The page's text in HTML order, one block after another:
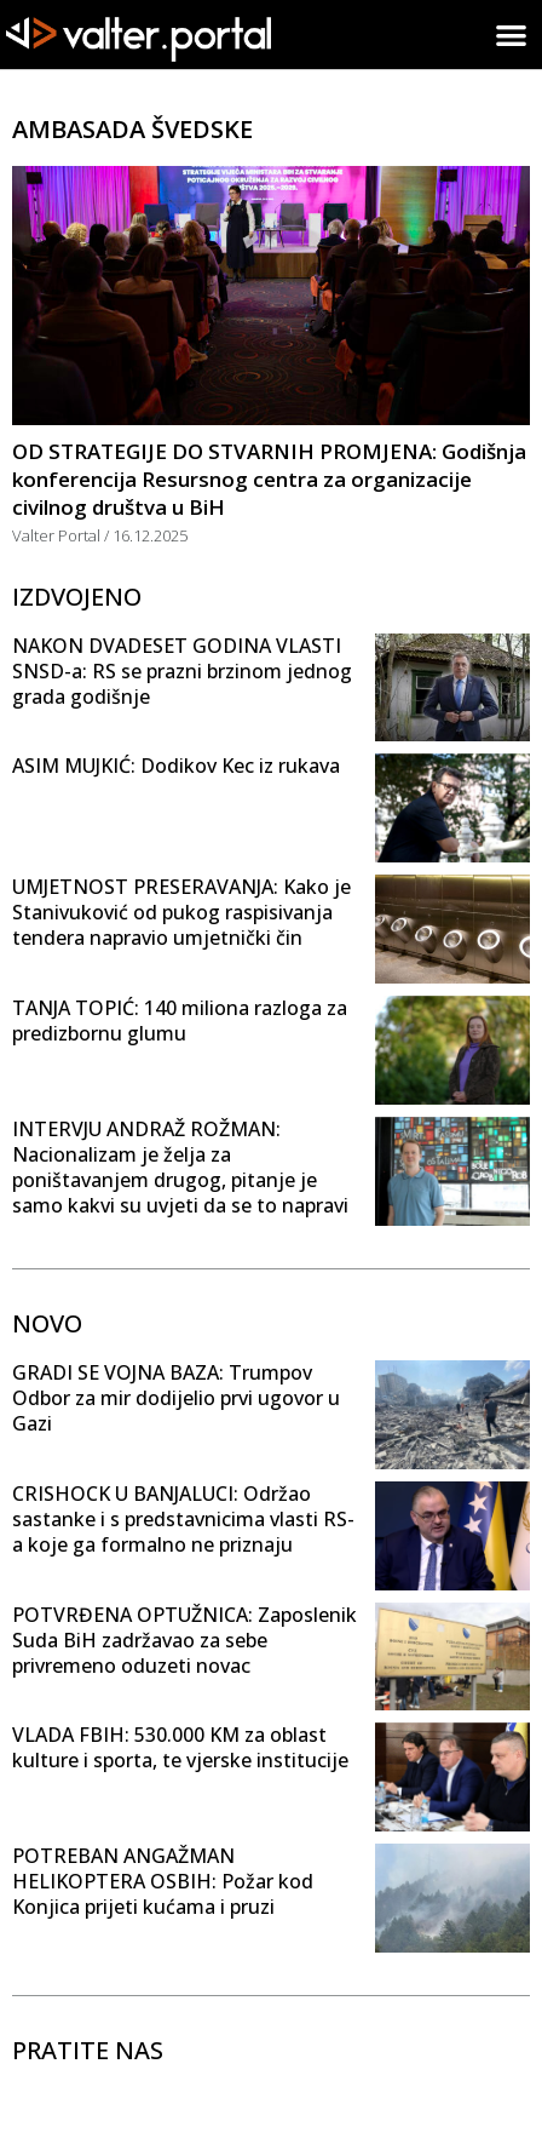
AMBASADA ŠVEDSKE
OD STRATEGIJE DO STVARNIH PROMJENA: Godišnja
konferencija Resursnog centra za organizacije
civilnog društva u BiH
Valter Portal 16.12.2025
IZDVOJENO
NAKON DVADESET GODINA VLASTI
SNSD-a: RS se prazni brzinom jednog
grada godišnje
ASIM MUJKIĆ: Dodikov Kec iz rukava
UMJETNOST PRESERAVANJA: Kako je
Stanivuković od pukog raspisivanja
tendera napravio umjetnički čin
TANJA TOPIĆ: 140 miliona razloga za
predizbornu glumu
INTERVJU ANDRAŽ ROŽMAN:
Nacionalizam je želja za
poništavanjem drugog, pitanje je
samo kakvi su uvjeti da se to napravi
NOVO
GRADI SE VOJNA BAZA: Trumpov
Odbor za mir dodijelio prvi ugovor u
Gazi
CRISHOCK U BANJALUCI: Održao
sastanke i s predstavnicima vlasti RS-
a koje ga formalno ne priznaju
POTVRĐENA OPTUŽNICA: Zaposlenik
Suda BiH zadržavao za sebe
privremeno oduzeti novac
VLADA FBIH: 530.000 KM za oblast
kulture i sporta, te vjerske institucije
POTREBAN ANGAŽMAN
HELIKOPTERA OSBIH: Požar kod
Konjica prijeti kućama i pruzi
PRATITE NAS